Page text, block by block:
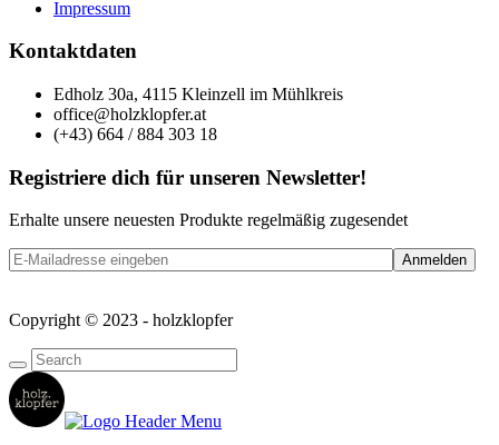
Impressum
Kontaktdaten
Edholz 30a, 4115 Kleinzell im Mühlkreis
office@holzklopfer.at
(+43) 664 / 884 303 18
Registriere dich für unseren Newsletter!
Erhalte unsere neuesten Produkte regelmäßig zugesendet
Copyright © 2023 - holzklopfer